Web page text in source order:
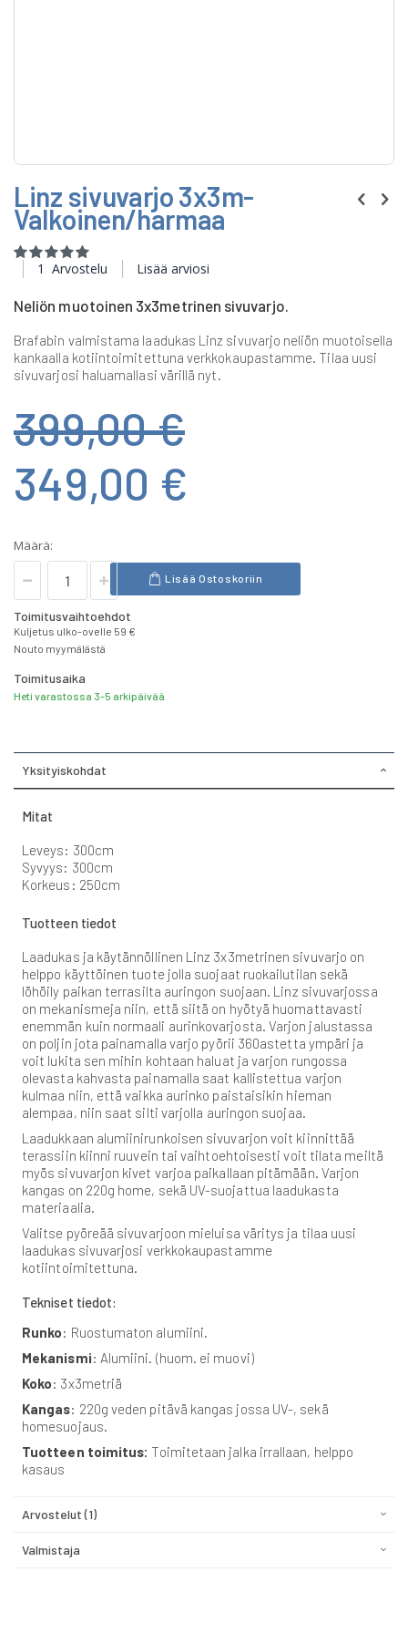
to
the
beginning
the
images
Linz sivuvarjo 3x3m-
Valkoinen/harmaa
Rating:
100
100
1 Arvostelu Lisää arviosi
Neliön muotoinen 3x3metrinen sivuvarjo.
Brafabin valmistama laadukas Linz sivuvarjo neliön muotoisella
kankaalla kotiintoimitettuna verkkokaupastamme. Tilaa uusi
sivuvarjosi haluamallasi värillä nyt.
399,00 €
349,00 €
Määrä:
Lisää Ostoskoriin
Toimitusvaihtoehdot
Kuljetus ulko-ovelle 59 €
Nouto myymälästä
Toimitusaika
Heti varastossa 3-5 arkipäivää
Yksityiskohdat
Mitat
Leveys: 300cm
Syvyys: 300cm
Korkeus: 250cm
Tuotteen tiedot
Laadukas ja käytännöllinen Linz 3x3metrinen sivuvarjo on
helppo käyttöinen tuote jolla suojaat ruokailutilan sekä
löhöily paikan terrasilta auringon suojaan. Linz sivuvarjossa
on mekanismeja niin, että siitä on hyötyä huomattavasti
enemmän kuin normaali aurinkovarjosta. Varjon jalustassa
on poljin jota painamalla varjo pyörii 360astetta ympäri ja
voit lukita sen mihin kohtaan haluat ja varjon rungossa
olevasta kahvasta painamalla saat kallistettua varjon
kulmaa niin, että vaikka aurinko paistaisikin hieman
alempaa, niin saat silti varjolla auringon suojaa.
Laadukkaan alumiinirunkoisen sivuvarjon voit kiinnittää
terassiin kiinni ruuvein tai vaihtoehtoisesti voit tilata meiltä
myös sivuvarjon kivet varjoa paikallaan pitämään. Varjon
kangas on 220g home, sekä UV-suojattua laadukasta
materiaalia.
Valitse pyöreää sivuvarjoon mieluisa väritys ja tilaa uusi
laadukas sivuvarjosi verkkokaupastamme
kotiintoimitettuna.
Tekniset tiedot:
Runko: Ruostumaton alumiini.
Mekanismi: Alumiini. (huom. ei muovi)
Koko: 3x3metriä
Kangas: 220g veden pitävä kangas jossa UV-, sekä
homesuojaus.
Tuotteen toimitus: Toimitetaan jalka irrallaan, helppo
kasaus
Arvostelut 1
Valmistaja